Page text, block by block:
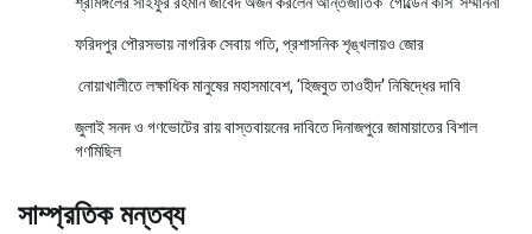
ফরিদপুর পৌরসভায় নাগরিক সেবায় গতি, প্রশাসনিক শৃঙ্খলায়ও জোর
নোয়াখালীতে লক্ষাধিক মানুষের মহাসমাবেশ, ‘হিজবুত তাওহীদ’ নিষিদ্ধের দাবি
জুলাই সনদ ও গণভোটের রায় বাস্তবায়নের দাবিতে দিনাজপুরে জামায়াতের বিশাল
গণমিছিল
সাম্প্রতিক মন্তব্য